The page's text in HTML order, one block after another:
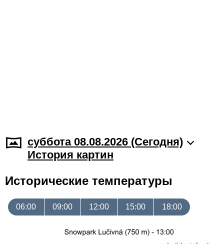
суббота 08.08.2026 (Cегодня)
История картин
Исторические температуры
06:00 09:00 12:00 15:00 18:00